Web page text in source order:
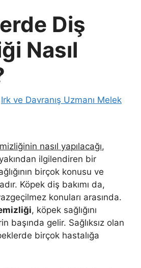
Diş
Nasıl
Irk ve Davranış Uzmanı Melek
nasıl yapılacağı,
ilgilendiren bir
birçok konusu ve
Köpek diş bakımı da,
konuları arasında.
, köpek sağlığını
başında gelir. Sağlıksız olan
birçok hastalığa